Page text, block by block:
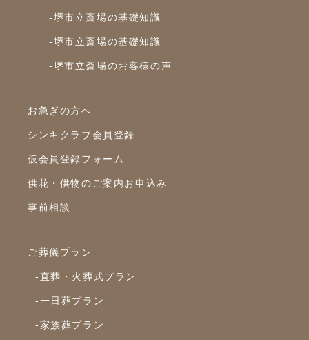
-堺市立斎場の基礎知識
-堺市立斎場の基礎知識
-堺市立斎場のお客様の声
お急ぎの方へ
シンキクラブ会員登録
仮会員登録フォーム
供花・供物のご案内お申込み
事前相談
ご葬儀プラン
-直葬・火葬式プラン
-一日葬プラン
-家族葬プラン